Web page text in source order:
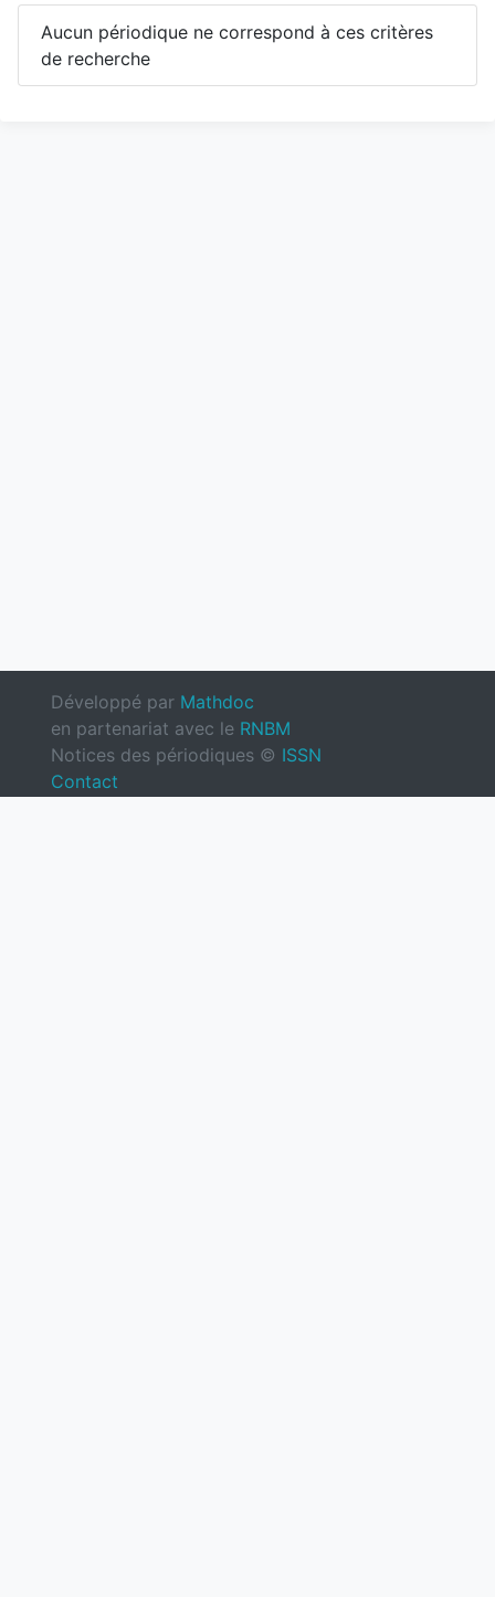
Aucun périodique ne correspond à ces critères
de recherche
Développé par Mathdoc
en partenariat avec le RNBM
Notices des périodiques © ISSN
Contact